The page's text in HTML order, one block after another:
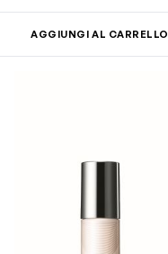
AGGIUNGI AL CARRELLO